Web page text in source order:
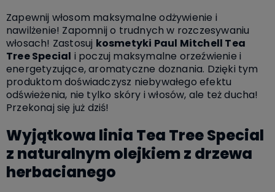
Zapewnij włosom maksymalne odżywienie i
nawilżenie! Zapomnij o trudnych w rozczesywaniu
włosach! Zastosuj kosmetyki Paul Mitchell Tea
Tree Special i poczuj maksymalne orzeźwienie i
energetyzujące, aromatyczne doznania. Dzięki tym
produktom doświadczysz niebywałego efektu
odświeżenia, nie tylko skóry i włosów, ale też ducha!
Przekonaj się już dziś!
Wyjątkowa linia Tea Tree Special
z naturalnym olejkiem z drzewa
herbacianego